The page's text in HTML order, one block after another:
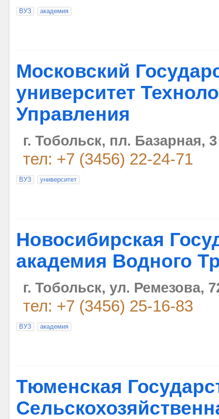
ВУЗ академия
Московский
университет
Управления
г. Тобольск, пл. Базарная, 3
тел: +7 (3456) 22-24-71
ВУЗ университет
Новосибирская
академия Водного
г. Тобольск, ул. Ремезова,
тел: +7 (3456) 25-16-83
ВУЗ академия
Тюменская